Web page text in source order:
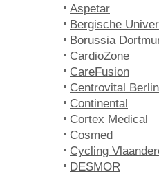
Aspetar
Bergische
Borussia
CardioZone
CareFusion
Centrovital Berlin
Continental
Cortex Medical
Cosmed
Cycling
DESMOR